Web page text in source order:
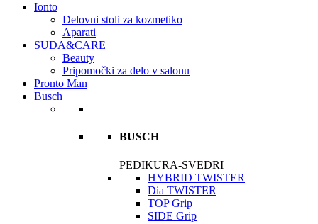
Ionto
Delovni stoli za kozmetiko
Aparati
SUDA&CARE
Beauty
Pripomočki za delo v salonu
Pronto Man
Busch
BUSCH
PEDIKURA-SVEDRI
HYBRID TWISTER
Dia TWISTER
TOP Grip
SIDE Grip